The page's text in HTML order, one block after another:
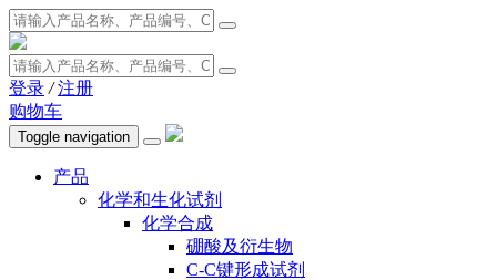
登录 / 注册
购物车
Toggle navigation
产品
化学和生化试剂
化学合成
硼酸及衍生物
C-C键形成试剂